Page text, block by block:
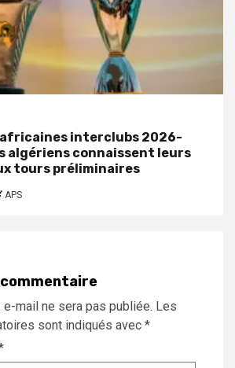
interclubs 2026-
algériens connaissent leurs
tours préliminaires
APS
mail ne sera pas publiée. Les
sont indiqués avec *